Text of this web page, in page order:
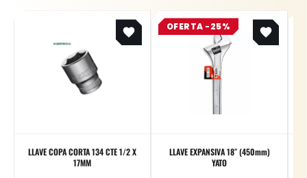
LLAVE COPA CORTA 134 CTE 1/2 X
17MM
OFERTA -25%
LLAVE EXPANSIVA 18″ (450mm)
YATO
Original
price
was:
$ 223.400.
Current
price
is:
$ 167.550.